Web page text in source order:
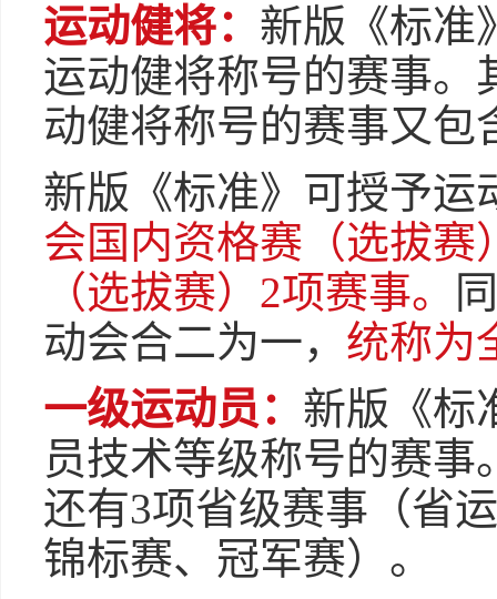
运动健将： 新版《标准
运动健将称号的赛事。
动健将称号的赛事又包
新版《标准》可授予运
会国内资格赛（选拔赛
（选拔赛）2项赛事。
动会合二为一， 统称为
一级运动员： 新版《标
员技术等级称号的赛
还有3项省级赛事（省
锦标赛、冠军赛）。